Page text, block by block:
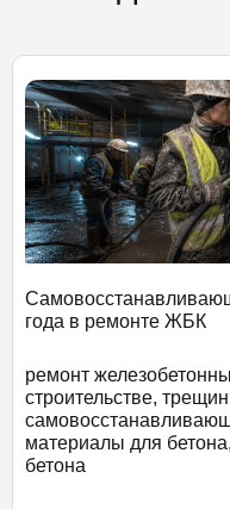
года в ремонте ЖБК
ремонт
строительстве,
материалы для
бетона